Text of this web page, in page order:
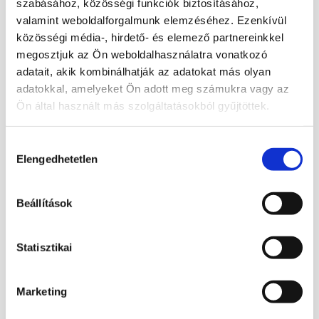
szabásához, közösségi funkciók biztosításához,
valamint weboldalforgalmunk elemzéséhez. Ezenkívül
közösségi média-, hirdető- és elemező partnereinkkel
megosztjuk az Ön weboldalhasználatra vonatkozó
adatait, akik kombinálhatják az adatokat más olyan
adatokkal, amelyeket Ön adott meg számukra vagy az
Ön által használt más szolgáltatásokból gyűjtöttek.
kiválasztása
Elengedhetetlen
Beállítások
Statisztikai
Marketing
kiegészítheti az esetleges orvosi
kezeléseket)
torok problémákra, méregtelenítő,
vérnyomás csökkentő, izomproblémákra
Keménység: 4 - 7
Törés:
Csakra: torok csakra